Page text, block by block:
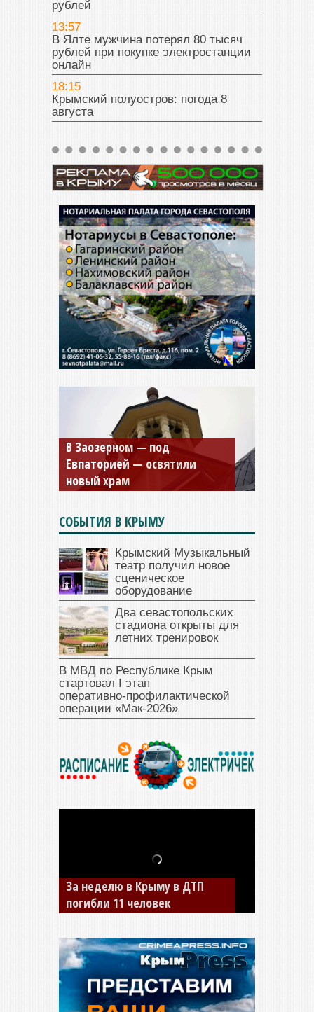
рублей
13:57
В Ялте мужчина потерял 80 тысяч
рублей при покупке электростанции
онлайн
18:15
Крымский полуостров: погода 8
августа
Мужской монастырь Косьмы
и Дамиана в Крыму вновь
открыт для посещения
СОБЫТИЯ В КРЫМУ
Крымский Музыкальный
театр получил новое
сценическое
оборудование
Два севастопольских
стадиона открыты для
летних тренировок
В МВД по Республике Крым
стартовал I этап
оперативно‑профилактической
операции «Мак‑2026»
В Джанкое водитель ВАЗа
сбил двух детей на «зебре»